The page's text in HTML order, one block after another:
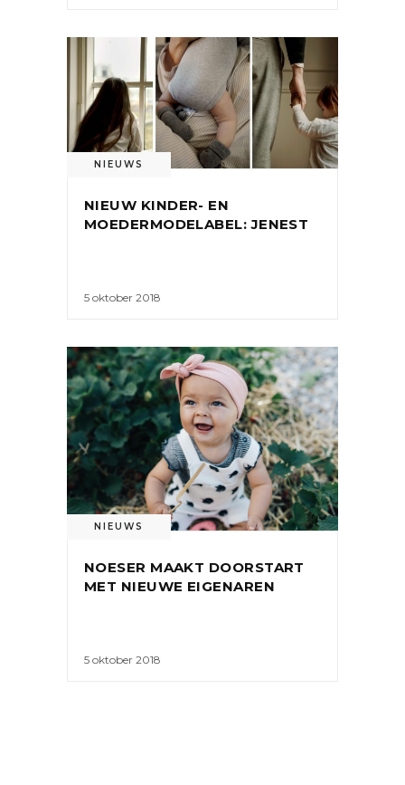
NIEUWS
NIEUW KINDER- EN
MOEDERMODELABEL: JENEST
5 oktober 2018
NIEUWS
NOESER MAAKT DOORSTART
MET NIEUWE EIGENAREN
5 oktober 2018